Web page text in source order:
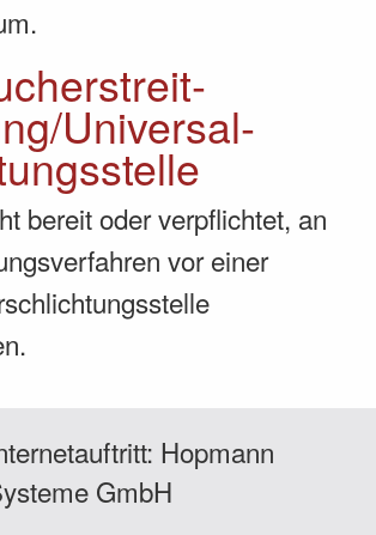
Universal­
bereit oder verpflichtet, an
vor einer
Hopmann
GmbH